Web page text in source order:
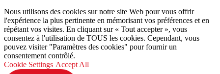
Nous utilisons des cookies sur notre site Web pour vous offrir
l'expérience la plus pertinente en mémorisant vos préférences et en
répétant vos visites. En cliquant sur « Tout accepter », vous
consentez à l'utilisation de TOUS les cookies. Cependant, vous
pouvez visiter "Paramètres des cookies" pour fournir un
consentement contrôlé.
Cookie Settings Accept All